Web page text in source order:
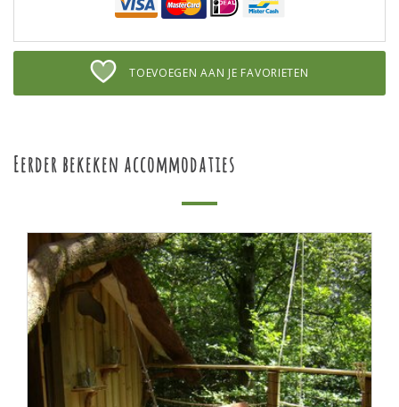
TOEVOEGEN AAN JE FAVORIETEN
Eerder bekeken accommodaties